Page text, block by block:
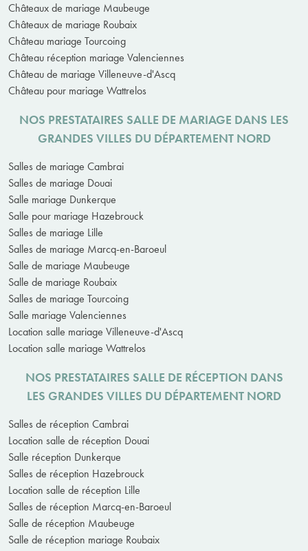
Châteaux de mariage Maubeuge
Châteaux de mariage Roubaix
Château mariage Tourcoing
Château réception mariage Valenciennes
Château de mariage Villeneuve-d'Ascq
Château pour mariage Wattrelos
NOS PRESTATAIRES SALLE DE MARIAGE DANS LES
GRANDES VILLES DU DÉPARTEMENT NORD
Salles de mariage Cambrai
Salles de mariage Douai
Salle mariage Dunkerque
Salle pour mariage Hazebrouck
Salles de mariage Lille
Salles de mariage Marcq-en-Baroeul
Salle de mariage Maubeuge
Salle de mariage Roubaix
Salles de mariage Tourcoing
Salle mariage Valenciennes
Location salle mariage Villeneuve-d'Ascq
Location salle mariage Wattrelos
NOS PRESTATAIRES SALLE DE RÉCEPTION DANS
LES GRANDES VILLES DU DÉPARTEMENT NORD
Salles de réception Cambrai
Location salle de réception Douai
Salle réception Dunkerque
Salles de réception Hazebrouck
Location salle de réception Lille
Salles de réception Marcq-en-Baroeul
Salle de réception Maubeuge
Salle de réception mariage Roubaix